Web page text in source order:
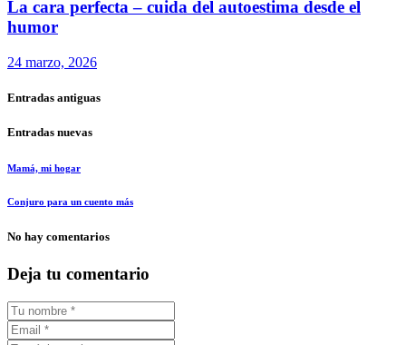
La cara perfecta – cuida del autoestima desde el
humor
24 marzo, 2026
Entradas antiguas
Entradas nuevas
Mamá, mi hogar
Conjuro para un cuento más
No hay comentarios
Deja tu comentario